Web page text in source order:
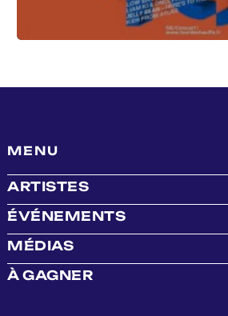
MENU
ARTISTES
ÉVÉNEMENTS
MÉDIAS
À GAGNER